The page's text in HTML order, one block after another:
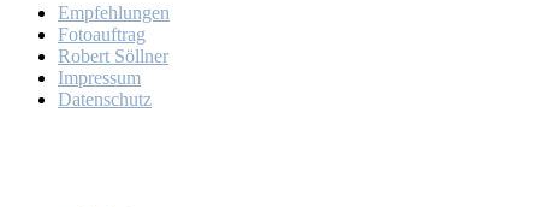
Emp­feh­lun­gen
Fo­to­auf­trag
Ro­bert Söll­ner
Im­pres­sum
Da­ten­schutz